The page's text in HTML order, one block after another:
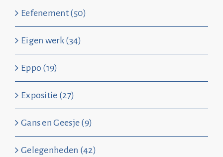
Eefenement (50)
Eigen werk (34)
Eppo (19)
Expositie (27)
Gans en Geesje (9)
Gelegenheden (42)